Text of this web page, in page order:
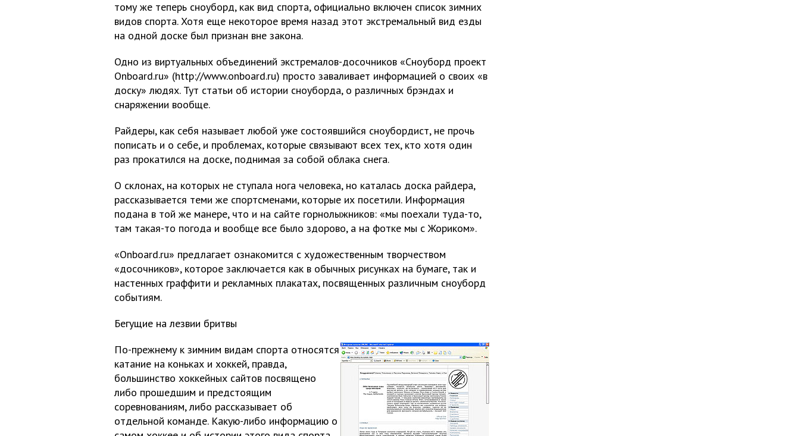
тому же теперь сноуборд, как вид спорта, официально включен список зимних
видов спорта. Хотя еще некоторое время назад этот экстремальный вид езды
на одной доске был признан вне закона.
Одно из виртуальных объединений экстремалов-досочников «Сноуборд проект
Onboard.ru» (http://www.onboard.ru) просто заваливает информацией о своих «в
доску» людях. Тут статьи об истории сноуборда, о различных брэндах и
снаряжении вообще.
Райдеры, как себя называет любой уже состоявшийся сноубордист, не прочь
пописать и о себе, и проблемах, которые связывают всех тех, кто хотя один
раз прокатился на доске, поднимая за собой облака снега.
О склонах, на которых не ступала нога человека, но каталась доска райдера,
рассказывается теми же спортсменами, которые их посетили. Информация
подана в той же манере, что и на сайте горнолыжников: «мы поехали туда-то,
там такая-то погода и вообще все было здорово, а на фотке мы с Жориком».
«Onboard.ru» предлагает ознакомится с художественным творчеством
«досочников», которое заключается как в обычных рисунках на бумаге, так и
настенных граффити и рекламных плакатах, посвященных различным сноуборд
событиям.
Бегущие на лезвии бритвы
По-прежнему к зимним видам спорта относятся
катание на коньках и хоккей, правда,
большинство хоккейных сайтов посвящено
либо прошедшим и предстоящим
соревнованиям, либо рассказывает об
отдельной команде. Какую-либо информацию о